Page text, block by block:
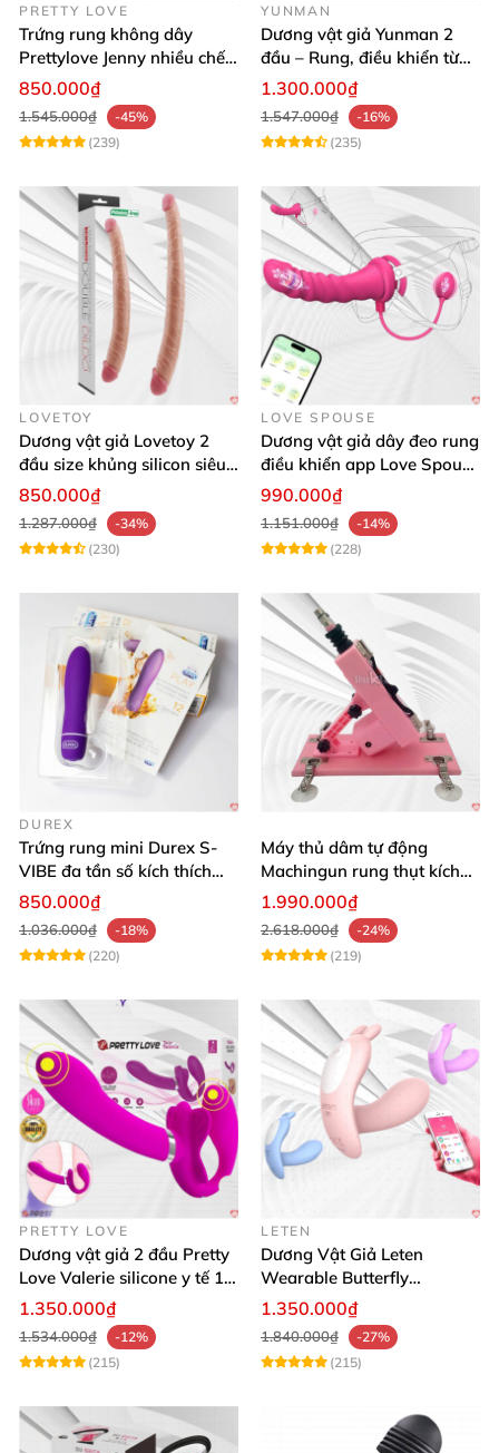
PRETTY LOVE
Trứng rung không dây
Prettylove Jenny nhiều chế
độ rung silicone Nhật
850.000₫
1.545.000₫
-45%
(239)
YUNMAN
Dương vật giả Yunman 2
đầu – Rung, điều khiển từ
xa cho les cực phê
1.300.000₫
1.547.000₫
-16%
(235)
LOVETOY
Dương vật giả Lovetoy 2
đầu size khủng silicon siêu
mềm có thể uốn
850.000₫
1.287.000₫
-34%
(230)
LOVE SPOUSE
Dương vật giả dây đeo rung
điều khiển app Love Spouse
thỏa mãn
990.000₫
1.151.000₫
-14%
(228)
DUREX
Trứng rung mini Durex S-
VIBE đa tần số kích thích
điểm G
850.000₫
1.036.000₫
-18%
(220)
Máy thủ dâm tự động
Machingun rung thụt kích
thích âm đạo cực phê
1.990.000₫
2.618.000₫
-24%
(219)
PRETTY LOVE
Dương vật giả 2 đầu Pretty
Love Valerie silicone y tế 12
chế độ rung
1.350.000₫
1.534.000₫
-12%
(215)
LETEN
Dương Vật Giả Leten
Wearable Butterfly
Bluetooth Đa Năng
1.350.000₫
1.840.000₫
-27%
(215)